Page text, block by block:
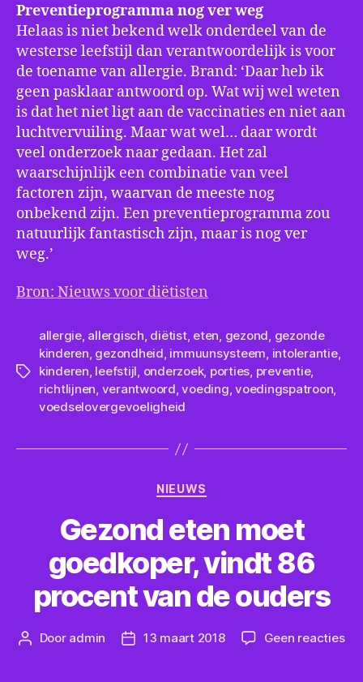
Preventieprogramma nog ver weg
Helaas is niet bekend welk onderdeel van de
westerse leefstijl dan verantwoordelijk is voor
de toename van allergie. Brand: ‘Daar heb ik
geen pasklaar antwoord op. Wat wij wel weten
is dat het niet ligt aan de vaccinaties en niet aan
luchtvervuiling. Maar wat wel… daar wordt
veel onderzoek naar gedaan. Het zal
waarschijnlijk een combinatie van veel
factoren zijn, waarvan de meeste nog
onbekend zijn. Een preventieprogramma zou
natuurlijk fantastisch zijn, maar is nog ver
weg.’
Bron: Nieuws voor diëtisten
Tags
allergie, allergisch, diëtist, eten, gezond, gezonde
kinderen, gezondheid, immuunsysteem, intolerantie,
kinderen, leefstijl, onderzoek, porties, preventie,
richtlijnen, verantwoord,voeding,voedingspatroon,
voedselovergevoeligheid
Categorieën
NIEUWS
Gezond eten moet
goedkoper, vindt 86
procent van de ouders
Berichtauteur
Door admin Berichtdatum
13 maart 2018 Geen reactiesop